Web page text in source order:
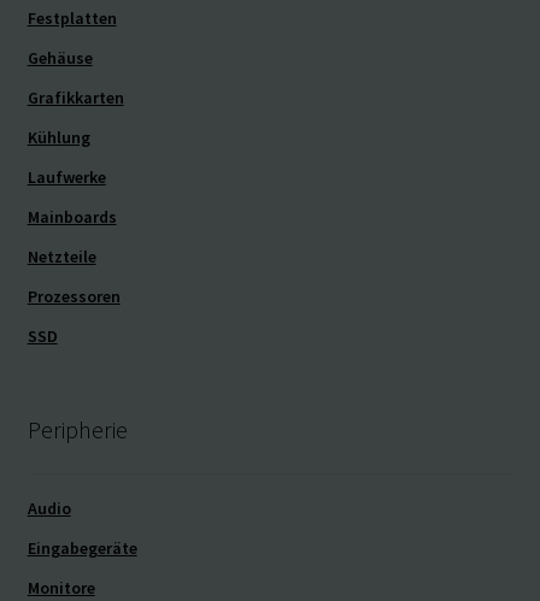
Festplatten
Gehäuse
Grafikkarten
Kühlung
Laufwerke
Mainboards
Netzteile
Prozessoren
SSD
Peripherie
Audio
Eingabegeräte
Monitore